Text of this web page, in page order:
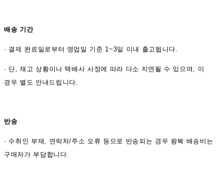
배송 기간
· 결제 완료일로부터 영업일 기준 1~3일 이내 출고됩니다.
· 단, 재고 상황이나 택배사 사정에 따라 다소 지연될 수 있으며, 이
경우 별도 안내드립니다.
반송
· 수취인 부재, 연락처/주소 오류 등으로 반송되는 경우 왕복 배송비는
구매자가 부담합니다.